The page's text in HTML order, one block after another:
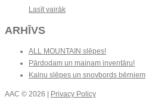
Lasīt vairāk
ARHĪVS
ALL MOUNTAIN slēpes!
Pārdodam un mainam inventāru!
Kalnu slēpes un snovbords bērniem
AAC © 2026 | Privacy Policy